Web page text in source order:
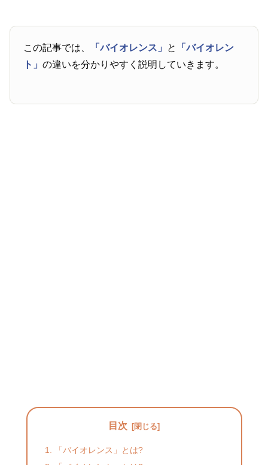
この記事では、 「バイオレンス」 と
「バイオレン
ト」の違いを分かりやすく説明していきます。
目次
「バイオレンス」とは?